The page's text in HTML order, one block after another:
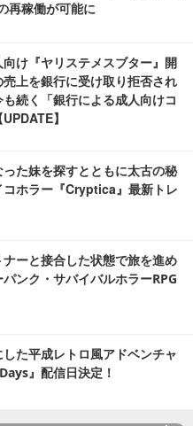
再稼働が可能に
け『ヤリステメスブター』開
上を銀行に受け取り拒否され
続く「銀行による成人向けコ
】
た妹を探すとともに太古の秘
コホラー『Cryptica』最新トレ
ーと接合した状態で旅を進め
ンク・サバイバルホラーRPG
た平成レトロ風アドベンチャ
』配信日決定！